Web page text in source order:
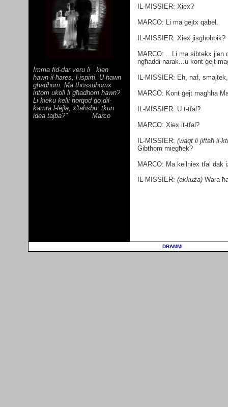
Imma fid-dar veru li
kien
hawn il-ħares, l-ispirti. U hawn
għadhom. Ma tħossuhomx
intom ukoll li għadhom hawn?
Li kieku kelli norqod ġo dil-
kamra l-lejla, x'taħsbu: tkun
idea tajba?" Marco
IL-MISSIER: Xiex?
MARCO: Li ma ġejtx qabel.
IL-MISSIER: Xiex jisgħobbik?
MARCO: ...Li ma sibtekx jien
ngħaddi narak...u kont ġejt
IL-MISSIER: Eh, naf,
MARCO: Kont ġejt magħha
IL-MISSIER: U t-tfal?
MARCO: Xiex it-tfal?
IL-MISSIER: (waqt li jiftaħ il-
Ġibthom miegħek?
MARCO: Ma kellniex tfal dak
IL-MISSIER: (akkuża) Wara
DRAMMI